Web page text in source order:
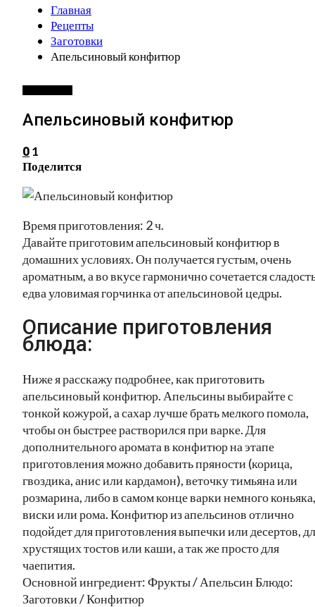
Главная
Рецепты
Заготовки
Апельсиновый конфитюр
Апельсиновый конфитюр
0 1
Поделится
Время приготовления: 2 ч.
Давайте приготовим апельсиновый конфитюр в
домашних условиях. Он получается густым, очень
ароматным, а во вкусе гармонично сочетается
едва уловимая горчинка от апельсиновой цедры.
Описание приготовления
блюда:
Ниже я расскажу подробнее, как приготовить
апельсиновый конфитюр. Апельсины выбирайте с
тонкой кожурой, а сахар лучше брать мелкого помола,
чтобы он быстрее растворился при варке. Для
дополнительного аромата в конфитюр на этапе
приготовления можно добавить пряности (корица,
гвоздика, анис или кардамон), веточку тимьяна или
розмарина, либо в самом конце варки немного коньяка,
виски или рома. Конфитюр из апельсинов отлично
подойдет для приготовления выпечки или десертов,
хрустящих тостов или каши, а так же просто для
чаепития.
Основной ингредиент: Фрукты / Апельсин Блюдо:
Заготовки / Конфитюр